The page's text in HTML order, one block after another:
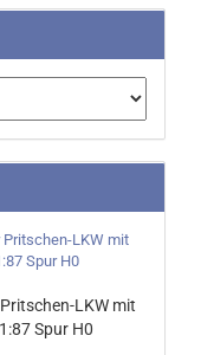
LKW mit
Spur H0